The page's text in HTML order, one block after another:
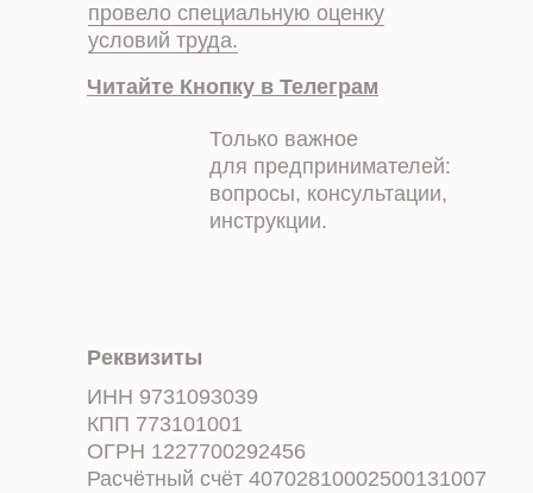
провело специальную оценку
условий труда.
Читайте Кнопку в Телеграм
Только важное
для предпринимателей:
вопросы, консультации,
инструкции.
Реквизиты
ИНН 9731093039
КПП 773101001
ОГРН 1227700292456
Расчётный счёт 40702810002500131007